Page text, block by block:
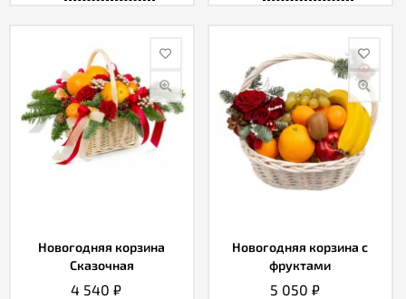
Новогодняя корзина
Сказочная
4 540₽
Новогодняя корзина с
фруктами
5 050 ₽